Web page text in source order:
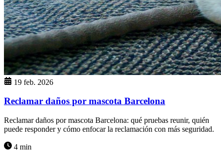
19 feb. 2026
Reclamar daños por mascota Barcelona
Reclamar daños por mascota Barcelona: qué pruebas reunir, quién
puede responder y cómo enfocar la reclamación con más seguridad.
4 min